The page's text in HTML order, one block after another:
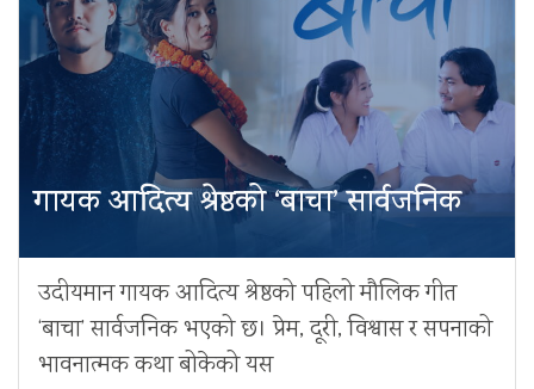
गायक आदित्य श्रेष्ठको ‘बाचा’ सार्वजनिक
उदीयमान गायक आदित्य श्रेष्ठको पहिलो मौलिक गीत
‘बाचा’ सार्वजनिक भएको छ। प्रेम, दूरी, विश्वास र सपनाको
भावनात्मक कथा बोकेको यस